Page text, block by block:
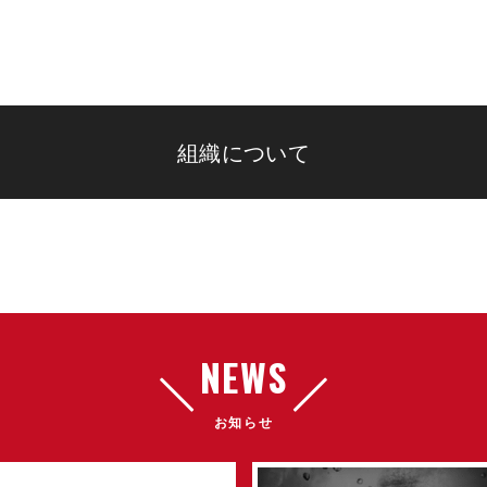
組織について
NEWS
お知らせ